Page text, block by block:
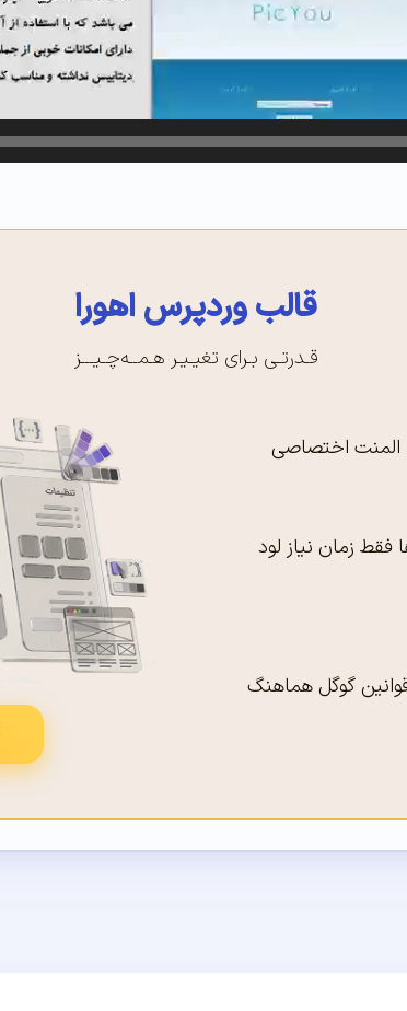
قالب وردپرس اهورا
قـدرتـی بـرای تغیـیـر هـمــه‌چـیـــز
فقط زمان نیاز لود
گوگل هماهنگ